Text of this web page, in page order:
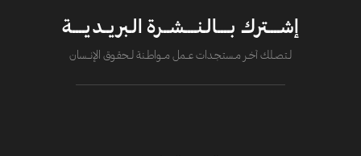
إشــــترك بــــالـنــــشــرة الـبريــديــــة
لــتصــلك آخــر مــستـجــدات عــــمل مــــواطــنة لـــحقــوق الإنــــسان